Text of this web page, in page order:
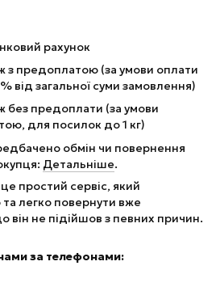
рахунок
з предоплатою (за умови оплати
від загальної суми замовлення)
без предоплати (за умови
для посилок до 1 кг)
обмін чи повернення
Детальніше.
простий сервіс, який
легко повернути вже
він не підійшов з певних причин.
за телефонами: